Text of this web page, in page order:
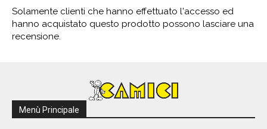
Solamente clienti che hanno effettuato l'accesso ed
hanno acquistato questo prodotto possono lasciare una
recensione.
Menù Principale